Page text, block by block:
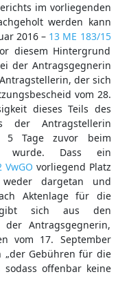
im vorliegenden
werden kann
2016 – 13 ME 183/15
diesem Hintergrund
der Antragsgegnerin
der sich
vom 28.
dieses Teils des
der Antragstellerin
5 Tage zuvor beim
wurde. Dass ein
VwGO vorliegend Platz
dargetan und
Aktenlage für die
sich aus den
der Antragsgegnerin,
vom 17. September
„der Gebühren für die
sodass offenbar keine